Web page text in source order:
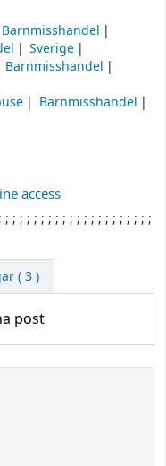
Barnmisshandel
Sverige
Barnmisshandel
Barnmisshandel
access
; ; ; ; ; ; ; ; ; ; ; ; ; ; ; ; ; ; ; ; ;
( 3 )
post